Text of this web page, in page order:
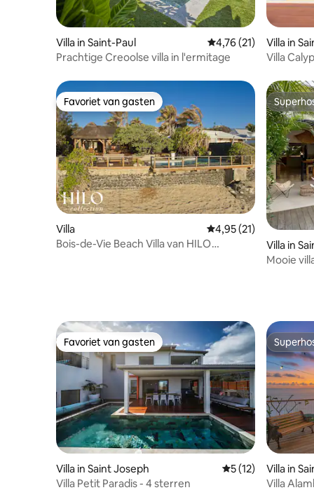
Villa in Saint-Paul Gemiddelde
4,76 (21)
Prachtige Creoolse villa in l'ermitage
Villa in
Villa
Favoriet van gasten
Favoriet van gasten
Villa Gemiddelde
4,95 (21)
Bois-de-Vie Beach Villa van HILO
Villa in
Mooie
Favoriet van gasten
Favoriet van gasten
Villa in Saint Joseph Gemiddelde
5 (12)
Villa Petit Paradis - 4 sterren
Villa in
Villa